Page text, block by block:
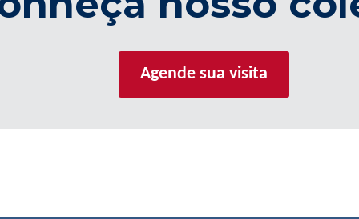
Agende sua visita